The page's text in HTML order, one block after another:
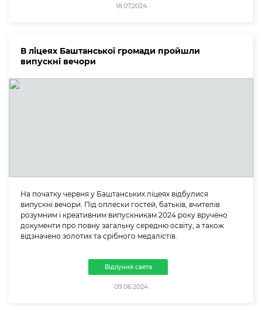
18.07.2024
В ліцеях Баштанської громади пройшли
випускні вечори
На початку червня у Баштанських ліцеях відбулися
випускні вечори. Під оплески гостей, батьків, вчителів
розумним і креативним випускникам 2024 року вручено
документи про повну загальну середню освіту, а також
відзначено золотих та срібного медалістів.
Відлуння свята
09.06.2024